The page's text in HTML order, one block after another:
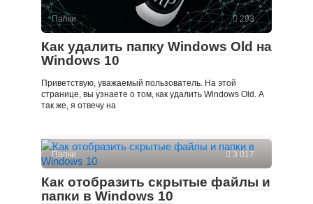
Папки 293
Как удалить папку Windows Old на
Windows 10
Приветствую, уважаемый пользователь. На этой
странице, вы узнаете о том, как удалить Windows Оld. А
так же, я отвечу на
Папки 3 017
Как отобразить скрытые файлы и
папки в Windows 10